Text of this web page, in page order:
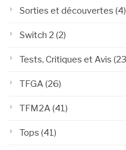
Sorties et découvertes (4)
Switch 2 (2)
Tests, Critiques et Avis
TFGA (26)
TFM2A (41)
Tops (41)